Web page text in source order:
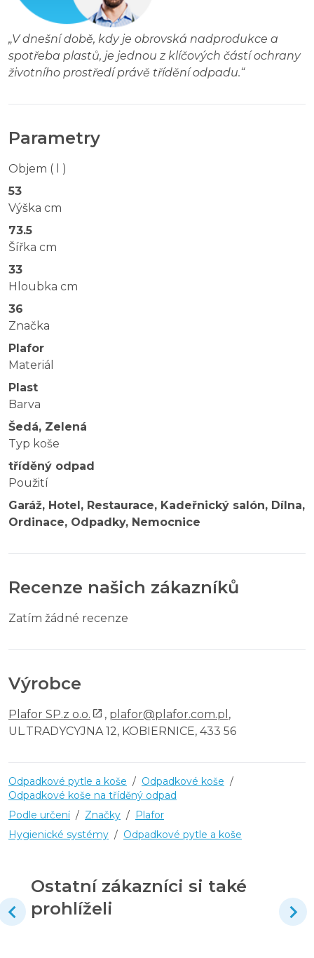
„V dnešní době, kdy je obrovská nadprodukce a
spotřeba plastů, je jednou z klíčových částí ochrany
životního prostředí právě třídění odpadu.“
Parametry
Objem ( l )
53
Výška cm
73.5
Šířka cm
33
Hloubka cm
36
Značka
Plafor
Materiál
Plast
Barva
Šedá, Zelená
Typ koše
tříděný odpad
Použití
Garáž, Hotel, Restaurace, Kadeřnický salón, Dílna,
Ordinace, Odpadky, Nemocnice
Recenze našich zákazníků
Zatím žádné recenze
Výrobce
Plafor SP.z o.o. , plafor@plafor.com.pl ,
UL.TRADYCYJNA 12, KOBIERNICE, 433 56
Odpadkové pytle a koše / Odpadkové koše /
Odpadkové koše na tříděný odpad
Podle určení / Značky / Plafor
Hygienické systémy / Odpadkové pytle a koše
Ostatní zákazníci si také
prohlíželi